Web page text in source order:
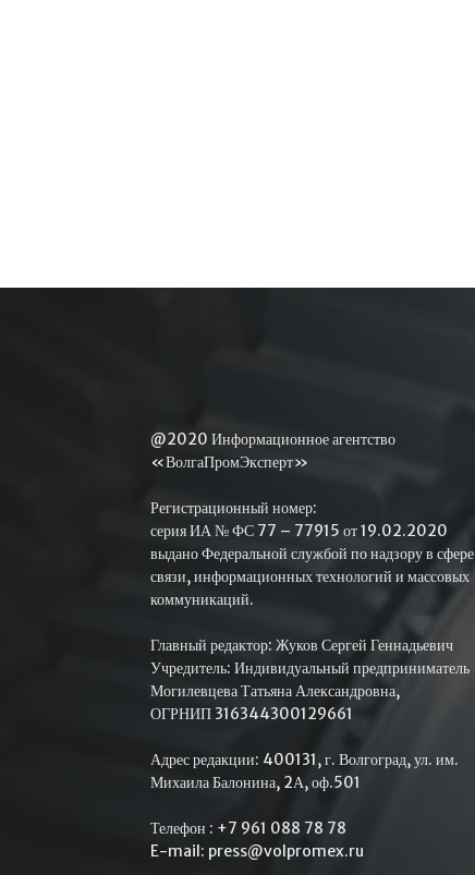
@2020 Информационное агентство
«ВолгаПромЭксперт»
Регистрационный номер:
серия ИА № ФС 77 – 77915 от 19.02.2020
выдано Федеральной службой по надзору в сфере
связи, информационных технологий и массовых
коммуникаций.
Главный редактор: Жуков Сергей Геннадьевич
Учредитель: Индивидуальный предприниматель
Могилевцева Татьяна Александровна,
ОГРНИП 316344300129661
Адрес редакции: 400131, г. Волгоград, ул. им.
Михаила Балонина, 2А, оф.501
Телефон : +7 961 088 78 78
E-mail: press@volpromex.ru